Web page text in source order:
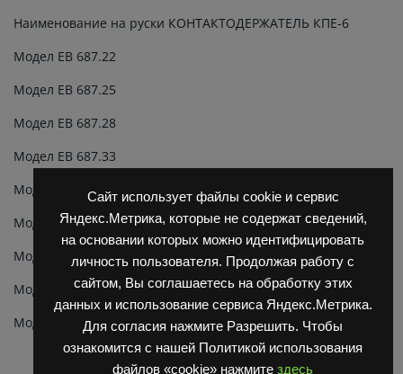
Сайт использует файлы cookie и сервис
Яндекс.Метрика, которые не содержат сведений,
на основании которых можно идентифицировать
личность пользователя. Продолжая работу с
сайтом, Вы соглашаетесь на обработку этих
данных и использование сервиса Яндекс.Метрика.
Для согласия нажмите Разрешить. Чтобы
ознакомится с нашей Политикой использования
файлов «cookie» нажмите здесь
Наименование на руски КОНТАКТОДЕРЖАТЕЛЬ КПЕ-6
Модел ЕВ 687.22
Модел ЕВ 687.25
Модел ЕВ 687.28
Модел ЕВ 687.33
Модел ЕВ 687.45
Модел ЕВ 717.33
Модел ЕВ 717.45
Модел ЕВ 735.33
Модел ЕВ 735.45